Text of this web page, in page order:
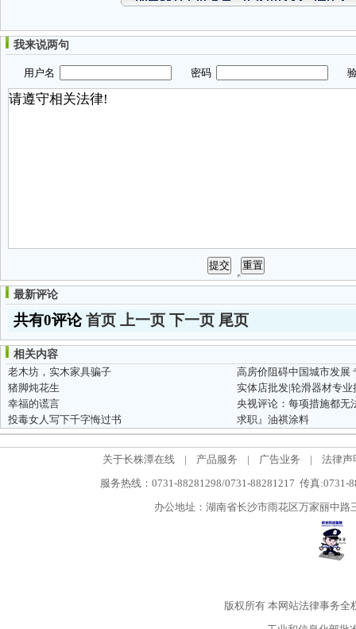
我来说两句
用户名 密码 验
最新评论
共有0评论首页 上一页 下一页 尾页
相关内容
老木坊，实木家具骗子
高房价阻碍中国城市发展
猪脚炖花生
实体店批发|轮滑器材专业
幸福的谎言
央视评论：每项措施都无
投毒女人写下千字悔过书
求职』油祺涂料
关于长株潭在线 | 产品服务 | 广告业务 |
法律声
服务热线：0731-88281298/0731-88281217 传真:0731-
办公地址：湖南省长沙市雨花区万家丽中
版权所有本网站法律事务全